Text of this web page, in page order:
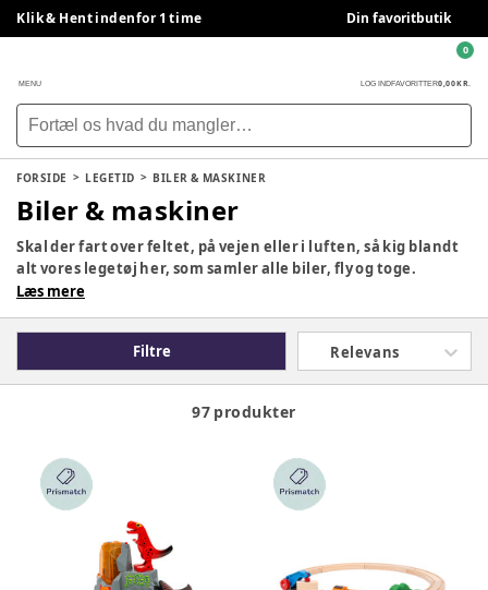
Klik & Hent indenfor 1 time Din favoritbutik
MENU LOG INDFAVORITTER0,00 KR.
0
FORSIDE LEGETID BILER & MASKINER
Biler & maskiner
Skal der fart over feltet, på vejen eller i luften, så kig blandt
alt vores legetøj her, som samler alle biler, fly og toge.
Læs mere
Filtre Relevans
97 produkter